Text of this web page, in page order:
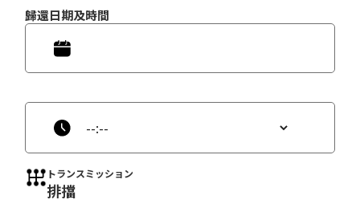
歸還日期及時間
トランスミッション
排擋